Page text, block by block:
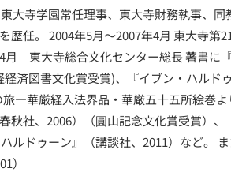
大寺学園常任理事、東大寺財務執事、同
歴任。 2004年5月～2007年4月 東大寺
月 東大寺総合文化センター総長 著書に
済図書文化賞受賞)、『イブン・ハルド
―華厳経入法界品・華厳五十五所絵巻
春秋社、2006）（圓山記念文化賞受賞）
ルドゥーン』（講談社、2011）など。
）